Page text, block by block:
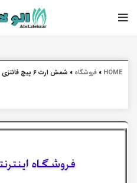
HOME
» فروشگاه » شمش ارت 6 پیچ فانتزی